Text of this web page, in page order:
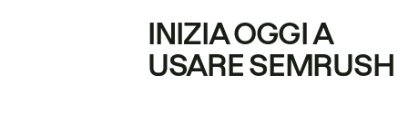
INIZIA OGGI A
USARE SEMRUSH